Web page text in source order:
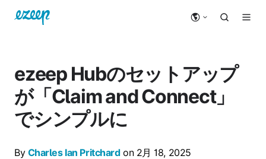
ezeep Hubのセットアップ
が「Claim and Connect」
でシンプルに
By Charles Ian Pritchardon 2月 18, 2025